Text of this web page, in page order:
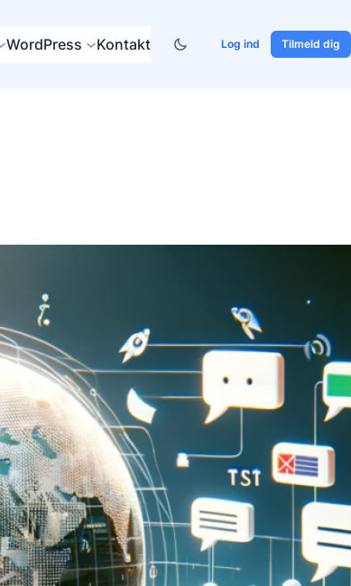
WordPress Kontakt Log ind Tilmeld dig